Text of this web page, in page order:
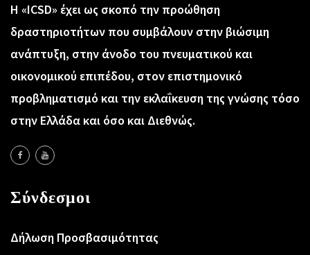
Η «ICSD» έχει ως σκοπό την προώθηση
δραστηριοτήτων που συμβάλουν στην βιώσιμη
ανάπτυξη, στην άνοδο του πνευματικού και
οικονομικού επιπέδου, στον επιστημονικό
προβληματισμό και την εκλαΐκευση της γνώσης τόσο
στην Ελλάδα και όσο και Διεθνώς.
Σύνδεσμοι
Δήλωση Προσβασιμότητας